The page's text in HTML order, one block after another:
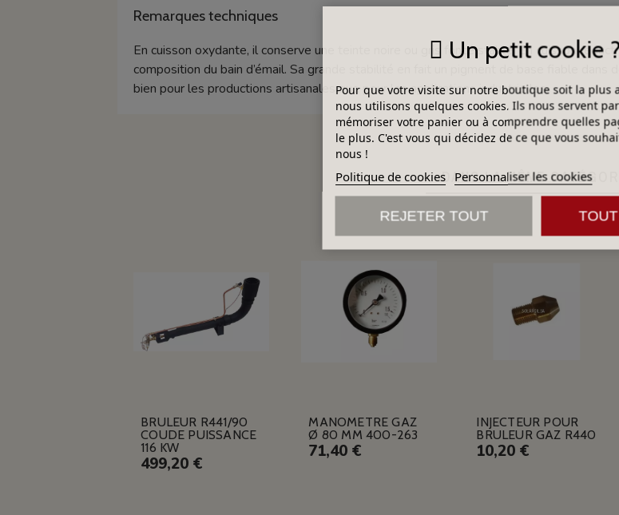
Remarques techniques
En cuisson oxydante, il conserve une teinte noire ou gris foncé stable. En cuisson
composition du bain d’émail. Sa grande stabilité en fait un pigment de base fiable dans
bien pour les productions artisanales que pour les applications industrielles.
DANS LA MÊME
BRULEUR R441/90
COUDE PUISSANCE
116 KW
499,20 €
MANOMETRE GAZ
Ø 80 MM 400-263
71,40 €
INJECTEUR POUR
BRULEUR GAZ R440
10,20 €
Un petit cookie
Pour que votre visite sur notre boutique soit la plus
nous utilisons quelques cookies. Ils nous servent
mémoriser votre panier ou à comprendre quelles
le plus. C'est vous qui décidez de ce que vous
nous !
Politique de cookies Personnaliser les cookies
REJETER TOUT